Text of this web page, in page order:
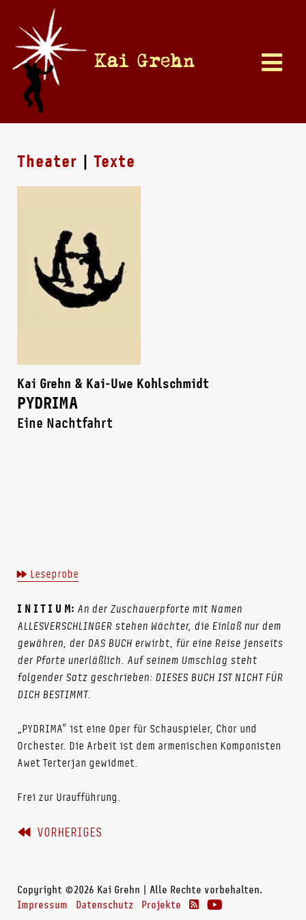
Kai Grehn
Theater | Texte
Kai Grehn & Kai-Uwe Kohlschmidt
PYDRIMA
Eine Nachtfahrt
Leseprobe
I N I T I U M: An der Zuschauerpforte mit Namen
ALLESVERSCHLINGER stehen Wächter, die Einlaß nur dem
gewähren, der DAS BUCH erwirbt, für eine Reise jenseits
der Pforte unerläßlich. Auf seinem Umschlag steht
folgender Satz geschrieben: DIESES BUCH IST NICHT FÜR
DICH BESTIMMT.
„PYDRIMA“ ist eine Oper für Schauspieler, Chor und
Orchester. Die Arbeit ist dem armenischen Komponisten
Awet Terterjan gewidmet.
Frei zur Uraufführung.
VORHERIGES
Copyright ©2026 Kai Grehn | Alle Rechte vorbehalten.
Impressum
Datenschutz Projekte